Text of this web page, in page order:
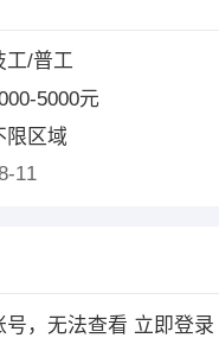
工/普工
5000元
限区域
11
号，无法查看 立即登录